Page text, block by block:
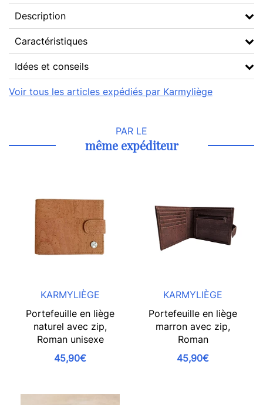
Description
Caractéristiques
Idées et conseils
Voir tous les articles expédiés par Karmyliège
PAR LE
même expéditeur
KARMYLIÈGE
Portefeuille en liège
naturel avec zip,
Roman unisexe
45,90€
KARMYLIÈGE
Portefeuille en liège
marron avec zip,
Roman
45,90€